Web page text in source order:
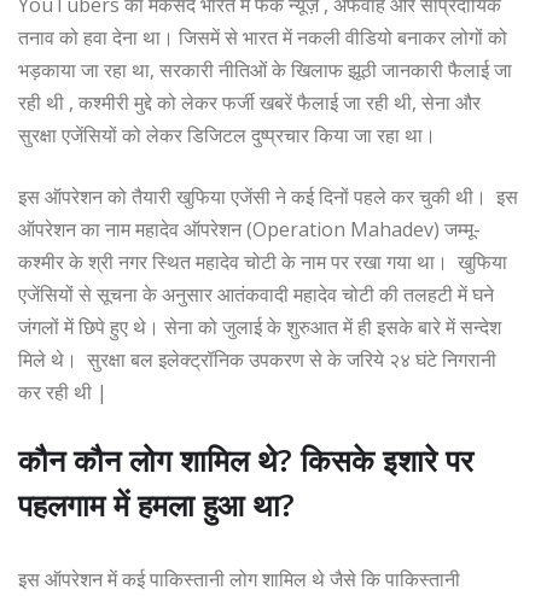
तनाव को हवा देना था। जिसमें से भारत में नकली वीडियो बनाकर लोगों को
भड़काया जा रहा था, सरकारी नीतिओं के खिलाफ झूठी जानकारी फैलाई जा
रही थी , कश्मीरी मुद्दे को लेकर फर्जी खबरें फैलाई जा रही थी, सेना और
सुरक्षा एजेंसियों को लेकर डिजिटल दुष्प्रचार किया जा रहा था।
इस ऑपरेशन को तैयारी खुफिया एजेंसी ने कई दिनों पहले कर चुकी थी। इस
ऑपरेशन का नाम महादेव ऑपरेशन (Operation Mahadev) जम्मू-
कश्मीर के श्री नगर स्थित महादेव चोटी के नाम पर रखा गया था। खुफिया
एजेंसियों से सूचना के अनुसार आतंकवादी महादेव चोटी की तलहटी में घने
जंगलों में छिपे हुए थे। सेना को जुलाई के शुरुआत में ही इसके बारे में सन्देश
मिले थे। सुरक्षा बल इलेक्ट्रॉनिक उपकरण से के जरिये २४ घंटे निगरानी
कर रही थी |
कौन कौन लोग शामिल थे? किसके इशारे पर
पहलगाम में हमला हुआ था?
इस ऑपरेशन में कई पाकिस्तानी लोग शामिल थे जैसे कि पाकिस्तानी